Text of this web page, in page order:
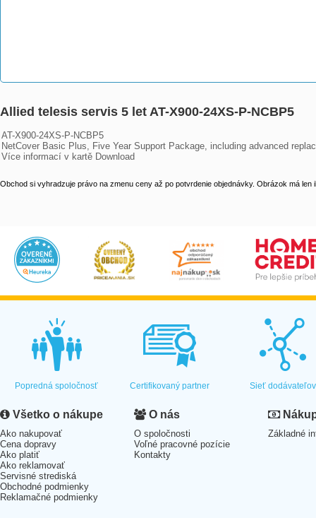
Allied telesis servis 5 let AT-X900-24XS-P-NCBP5
AT-X900-24XS-P-NCBP5
NetCover Basic Plus, Five Year Support Package, including advanced
Více informací v kartě Download
Obchod si vyhradzuje právo na zmenu ceny až po potvrdenie objednávky. Obrázok má len
Popredná spoločnosť Certifikovaný partner Sieť dodávateľov
Všetko o nákupe
Ako nakupovať
Cena dopravy
Ako platiť
Ako reklamovať
Servisné strediská
Obchodné podmienky
Reklamačné podmienky
O nás
O spoločnosti
Voľné pracovné pozície
Kontakty
Základné